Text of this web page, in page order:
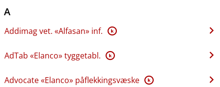
A
Addimag vet. «Alfasan» inf. K
AdTab «Elanco» tyggetabl. K
Advocate «Elanco» påflekkingsvæske K